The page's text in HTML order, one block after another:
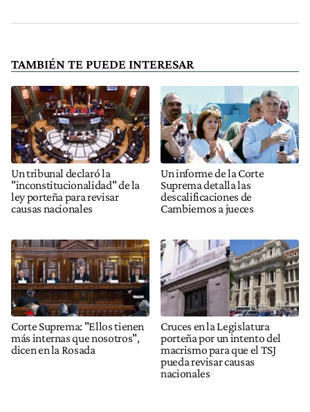
TAMBIÉN TE PUEDE INTERESAR
Un tribunal declaró la
"inconstitucionalidad" de la
ley porteña para revisar
causas nacionales
Un informe de la Corte
Suprema detalla las
descalificaciones de
Cambiemos a jueces
Corte Suprema: "Ellos tienen
más internas que nosotros",
dicen en la Rosada
Cruces en la Legislatura
porteña por un intento del
macrismo para que el TSJ
pueda revisar causas
nacionales